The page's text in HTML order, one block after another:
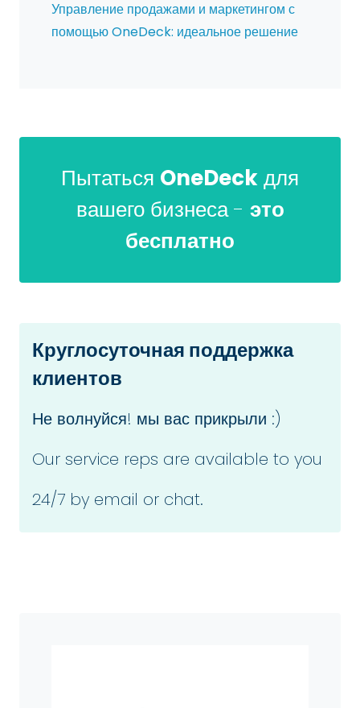
Управление продажами и маркетингом с
помощью OneDeck: идеальное решение
Пытаться OneDeckдля
вашего бизнеса - это
бесплатно
Круглосуточная поддержка
клиентов
Не волнуйся! мы вас прикрыли :)
Our service reps are available to you
24/7 by email or chat.